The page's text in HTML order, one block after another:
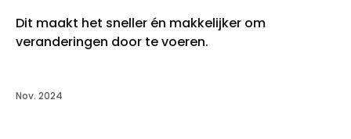
Dit maakt het sneller én makkelijker om
veranderingen door te voeren.
Nov. 2024